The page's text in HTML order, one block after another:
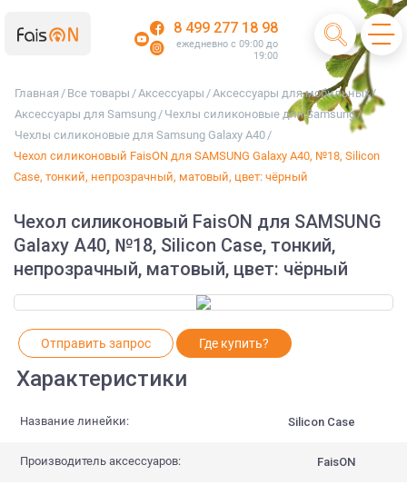
8 499 277 18 98
ежедневно с 09:00 до
19:00
Главная / Все товары / Аксессуары / Аксессуары для мобильных/
Аксессуары для Samsung / Чехлы силиконовые для Samsung/
Чехлы силиконовые для Samsung Galaxy A40 /
Чехол силиконовый FaisON для SAMSUNG Galaxy A40, №18, Silicon
Case, тонкий, непрозрачный, матовый, цвет: чёрный
Чехол силиконовый FaisON для SAMSUNG
Galaxy A40, №18, Silicon Case, тонкий,
непрозрачный, матовый, цвет: чёрный
Отправить запрос Где купить?
Характеристики
Название линейки: Silicon Case
Производитель аксессуаров: FaisON